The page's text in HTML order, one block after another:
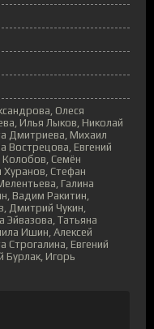
Олеся
Илья Лыков, Николай
Дмитриева, Михаил
Вострецова, Евгений
Колобов, Семён
Стефан
Галина
Вадим Ракитин,
Дмитрий Чукин,
Эйвазова, Татьяна
Ишин, Алексей
Строгалина, Евгений
Бурлак, Игорь